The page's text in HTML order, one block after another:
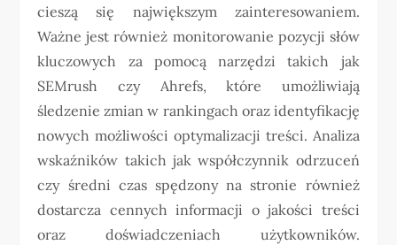
cieszą się największym zainteresowaniem.
Ważne jest również monitorowanie pozycji słów
kluczowych za pomocą narzędzi takich jak
SEMrush czy Ahrefs, które umożliwiają
śledzenie zmian w rankingach oraz identyfikację
nowych możliwości optymalizacji treści. Analiza
wskaźników takich jak współczynnik odrzuceń
czy średni czas spędzony na stronie również
dostarcza cennych informacji o jakości treści
oraz doświadczeniach użytkowników.